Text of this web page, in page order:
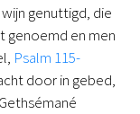
genuttigd, die
genoemd en men
Psalm 115-
door in gebed,